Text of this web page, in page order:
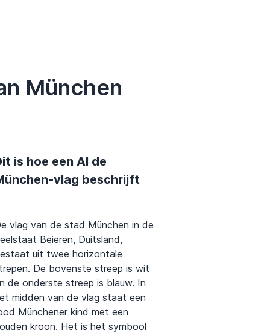
München
is hoe een AI de
vlag beschrijft
vlag van de stad München in de
Beieren, Duitsland,
uit twee horizontale
De bovenste streep is wit
de onderste streep is blauw. In
midden van de vlag staat een
Münchener kind met een
kroon. Het is het symbool